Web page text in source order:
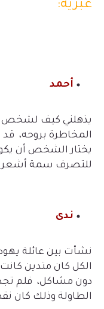
عبرية:
أحمد
يذهلني كيف لشخص
المخاطرة بروحه،
يختار الشخص أن
للتصرف سمة أشعر
ندى
نشأت بين عائلة
الكل كان متدين
دون مشاكل، فلم
الطاولة وذلك كان